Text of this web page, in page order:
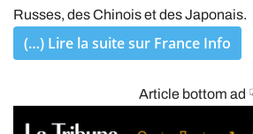
Russes, des Chinois et des Japonais.
(…) Lire la suite sur France Info
Article bottom ad